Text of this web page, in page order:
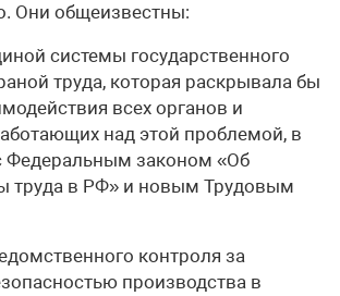
Они общеизвестны:
системы государственного
труда, которая раскрывала бы
всех органов и
над этой проблемой, в
Федеральным законом «Об
труда в РФ» и новым Трудовым
контроля за
производства в